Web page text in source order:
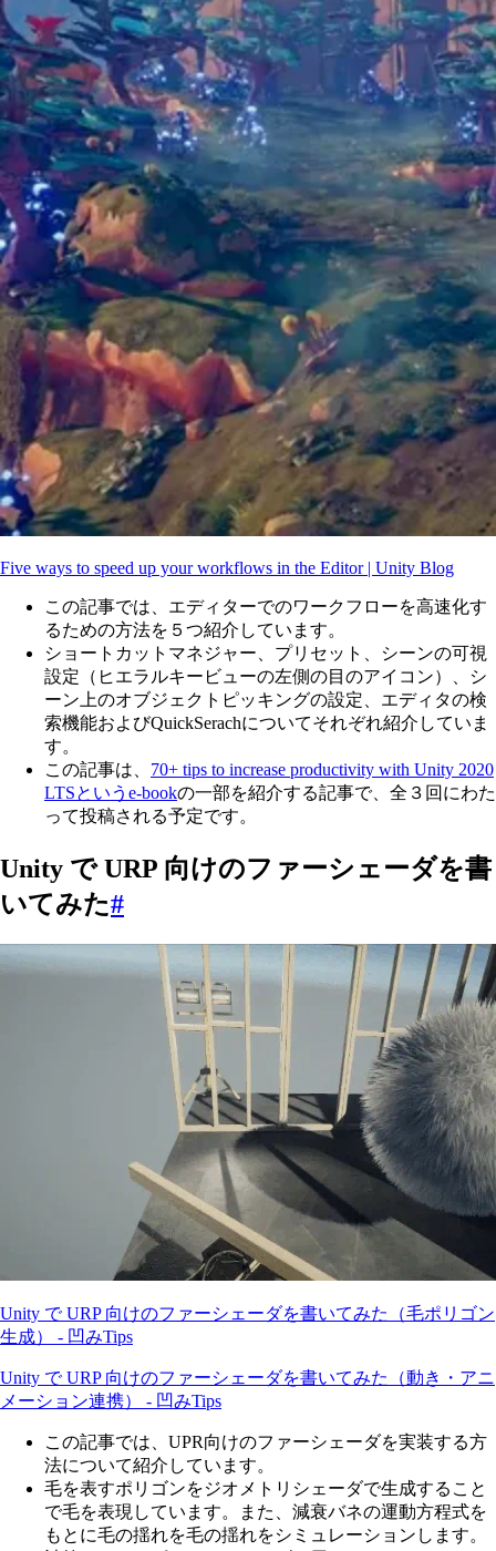
Five ways to speed up your workflows in the Editor | Unity Blog
この記事では、エディターでのワークフローを高速化す
るための方法を５つ紹介しています。
ショートカットマネジャー、プリセット、シーンの可視
設定（ヒエラルキービューの左側の目のアイコン）、シ
ーン上のオブジェクトピッキングの設定、エディタの検
索機能およびQuickSerachについてそれぞれ紹介していま
す。
この記事は、 70+ tips to increase productivity with Unity 2020
LTSというe-bookの一部を紹介する記事で、全３回にわた
って投稿される予定です。
Unity で URP 向けのファーシェーダを書
いてみた#
Unity で URP 向けのファーシェーダを書いてみた（毛ポリゴン
生成） - 凹みTips
Unity で URP 向けのファーシェーダを書いてみた（動き・アニ
メーション連携） - 凹みTips
この記事では、UPR向けのファーシェーダを実装する方
法について紹介しています。
毛を表すポリゴンをジオメトリシェーダで生成すること
で毛を表現しています。また、減衰バネの運動方程式を
もとに毛の揺れを毛の揺れをシミュレーションします。